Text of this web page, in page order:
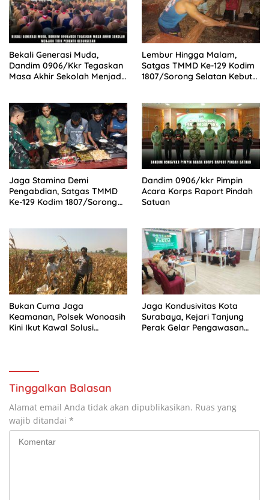
Bekali Generasi Muda,
Dandim 0906/Kkr Tegaskan
Masa Akhir Sekolah Menjadi
Lembur Hingga Malam,
Satgas TMMD Ke-129 Kodim
1807/Sorong Selatan Kebut
Jaga Stamina Demi
Pengabdian, Satgas TMMD
Ke-129 Kodim 1807/Sorong
Warga
Dandim 0906/kkr Pimpin
Acara Korps Raport Pindah
Satuan
Bukan Cuma Jaga
Keamanan, Polsek Wonoasih
Kini Ikut Kawal Solusi
Jaga Kondusivitas Kota
Surabaya, Kejari Tanjung
Perak Gelar Pengawasan
Tinggalkan Balasan
Alamat email Anda tidak akan dipublikasikan. Ruas yang
wajib ditandai *